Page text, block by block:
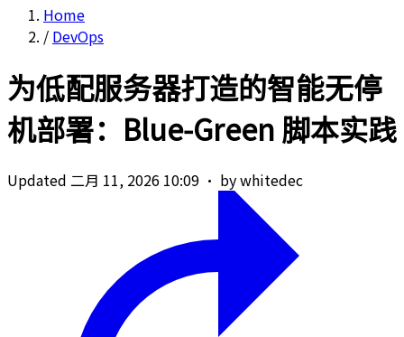
Home
/ DevOps
为低配服务器打造的智能无停
机部署：Blue‑Green 脚本实践
Updated 二月 11, 2026 10:09 · by whitedec